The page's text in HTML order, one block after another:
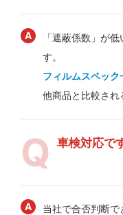
「遮蔽係数」が
す。
フィルムスペック
他商品と比較され
車検対応で
当社で合否判断で